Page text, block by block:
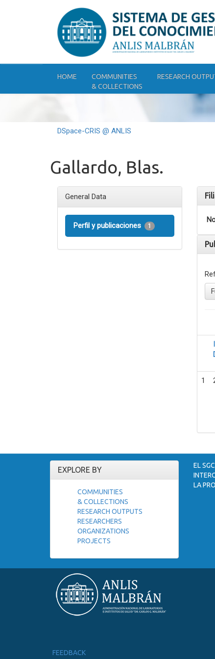
HOME
COMMUNITIES
& COLLECTIONS
RESEARCH
DSpace-CRIS @ ANLIS
Gallardo, Blas.
General Data
Perfil y publicaciones 1
1
EXPLORE BY
COMMUNITIES
& COLLECTIONS
RESEARCH OUTPUTS
RESEARCHERS
ORGANIZATIONS
PROJECTS
EL
LA
FEEDBACK